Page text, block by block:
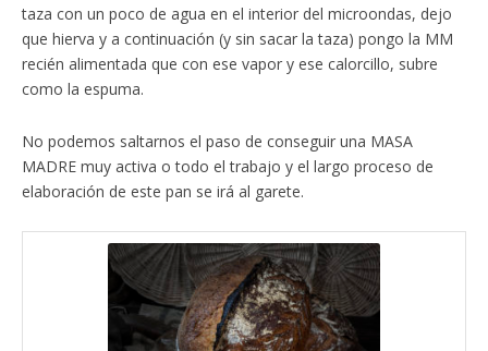
taza con un poco de agua en el interior del microondas, dejo
que hierva y a continuación (y sin sacar la taza) pongo la MM
recién alimentada que con ese vapor y ese calorcillo, subre
como la espuma.
No podemos saltarnos el paso de conseguir una MASA
MADRE muy activa o todo el trabajo y el largo proceso de
elaboración de este pan se irá al garete.